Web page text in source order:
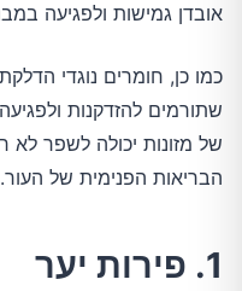
אובדן גמישות ולפגיעה
כמו כן, חומרים נוגדי
שתורמים להזדקנות
של מזונות יכולה לשפר
הבריאות הפנימית של העור.
1. פירות יער